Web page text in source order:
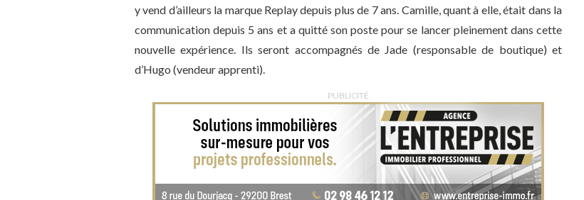
y vend d’ailleurs la marque Replay depuis plus de 7 ans. Camille, quant à elle, était dans la
communication depuis 5 ans et a quitté son poste pour se lancer pleinement dans cette
nouvelle expérience. Ils seront accompagnés de Jade (responsable de boutique) et
d’Hugo (vendeur apprenti).
PUBLICITÉ